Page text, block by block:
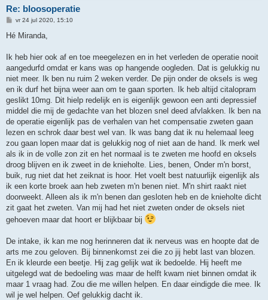
Re: bloosoperatie
B
r
h
vr 24 jul 2020, 15:10
Hé Miranda,
Ik heb hier ook af en toe meegelezen en in het verleden de operatie nooit
aangedurfd omdat er kans was op hangende oogleden. Dat is gelukkig nu
niet meer. Ik ben nu ruim 2 weken verder. De pijn onder de oksels is weg
en ik durf het bijna weer aan om te gaan sporten. Ik heb altijd citalopram
geslikt 10mg. Dit hielp redelijk en is eigenlijk gewoon een anti depressief
middel die mij de gedachte van het blozen snel deed afvlakken. Ik ben na
de operatie eigenlijk pas de verhalen van het compensatie zweten gaan
lezen en schrok daar best wel van. Ik was bang dat ik nu helemaal leeg
zou gaan lopen maar dat is gelukkig nog of niet aan de hand. Ik merk wel
als ik in de volle zon zit en het normaal is te zweten me hoofd en oksels
droog blijven en ik zweet in de knieholte. Lies, benen, Onder m'n borst,
buik, rug niet dat het zeiknat is hoor. Het voelt best natuurlijk eigenlijk als
ik een korte broek aan heb zweten m'n benen niet. M'n shirt raakt niet
doorweekt. Alleen als ik m'n benen dan gesloten heb en de knieholte dicht
zit gaat het zweten. Van mij had het niet zweten onder de oksels niet
gehoeven maar dat hoort er blijkbaar bij
De intake, ik kan me nog herinneren dat ik nerveus was en hoopte dat de
arts me zou geloven. Bij binnenkomst zei die zo jij hebt last van blozen.
En ik kleurde een beetje. Hij zag gelijk wat ik bedoelde. Hij heeft me
uitgelegd wat de bedoeling was maar de helft kwam niet binnen omdat ik
maar 1 vraag had. Zou die me willen helpen. En daar eindigde die mee. Ik
wil je wel helpen. Oef gelukkig dacht ik.